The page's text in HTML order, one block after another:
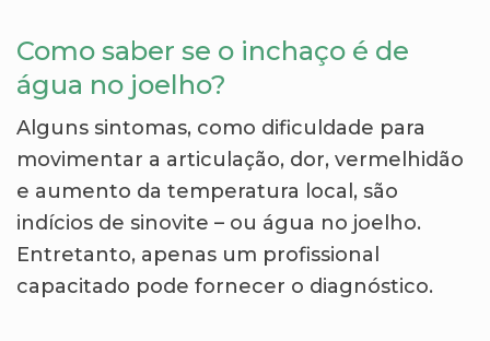
Como saber se o inchaço é de
água no joelho?
Alguns sintomas, como dificuldade para
movimentar a articulação, dor, vermelhidão
e aumento da temperatura local, são
indícios de sinovite – ou água no joelho.
Entretanto, apenas um profissional
capacitado pode fornecer o diagnóstico.